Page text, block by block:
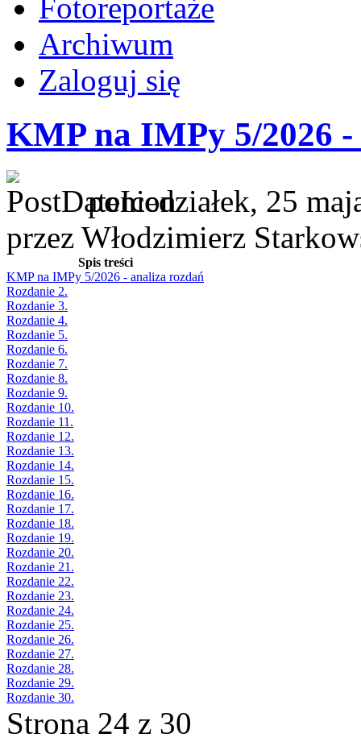
Fotoreportaże
Archiwum
Zaloguj się
KMP na IMPy 5/2026
poniedziałek, 25
przez Włodzimierz
Spis treści
KMP na IMPy 5/2026 - analiza rozdań
Rozdanie 2.
Rozdanie 3.
Rozdanie 4.
Rozdanie 5.
Rozdanie 6.
Rozdanie 7.
Rozdanie 8.
Rozdanie 9.
Rozdanie 10.
Rozdanie 11.
Rozdanie 12.
Rozdanie 13.
Rozdanie 14.
Rozdanie 15.
Rozdanie 16.
Rozdanie 17.
Rozdanie 18.
Rozdanie 19.
Rozdanie 20.
Rozdanie 21.
Rozdanie 22.
Rozdanie 23.
Rozdanie 24.
Rozdanie 25.
Rozdanie 26.
Rozdanie 27.
Rozdanie 28.
Rozdanie 29.
Rozdanie 30.
Strona 24 z 30